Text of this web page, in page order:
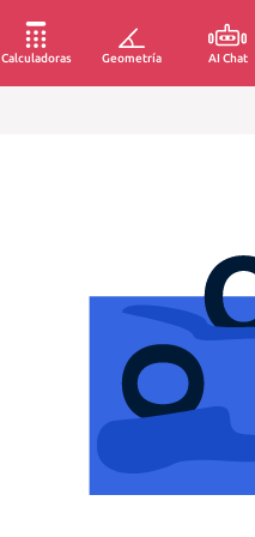
Calculadoras Geometría AI Chat